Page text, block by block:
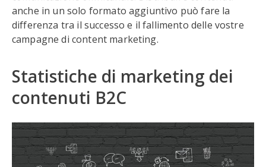
anche in un solo formato aggiuntivo può fare la
differenza tra il successo e il fallimento delle vostre
campagne di content marketing.
Statistiche di marketing dei
contenuti B2C